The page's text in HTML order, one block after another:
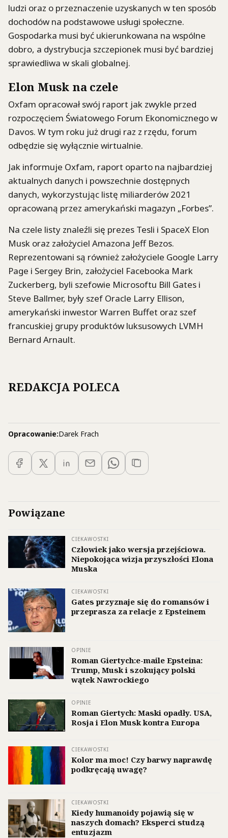
ludzi oraz o przeznaczenie uzyskanych w ten sposób
dochodów na podstawowe usługi społeczne.
Gospodarka musi być ukierunkowana na wspólne
dobro, a dystrybucja szczepionek musi być bardziej
sprawiedliwa w skali globalnej.
Elon Musk na czele
Oxfam opracował swój raport jak zwykle przed
rozpoczęciem Światowego Forum Ekonomicznego w
Davos. W tym roku już drugi raz z rzędu, forum
odbędzie się wyłącznie wirtualnie.
Jak informuje Oxfam, raport oparto na najbardziej
aktualnych danych i powszechnie dostępnych
danych, wykorzystując listę miliarderów 2021
opracowaną przez amerykański magazyn „Forbes”.
Na czele listy znaleźli się prezes Tesli i SpaceX Elon
Musk oraz założyciel Amazona Jeff Bezos.
Reprezentowani są również założyciele Google Larry
Page i Sergey Brin, założyciel Facebooka Mark
Zuckerberg, byli szefowie Microsoftu Bill Gates i
Steve Ballmer, były szef Oracle Larry Ellison,
amerykański inwestor Warren Buffet oraz szef
francuskiej grupy produktów luksusowych LVMH
Bernard Arnault.
REDAKCJA POLECA
Opracowanie:Darek Frach
Powiązane
CIEKAWOSTKI
Człowiek jako wersja przejściowa.
Niepokojąca wizja przyszłości Elona
Muska
CIEKAWOSTKI
Gates przyznaje się do romansów i
przeprasza za relacje z Epsteinem
OPINIE
Roman Giertych:e-maile Epsteina:
Trump, Musk i szokujący polski
wątek Nawrockiego
OPINIE
Roman Giertych: Maski opadły. USA,
Rosja i Elon Musk kontra Europa
CIEKAWOSTKI
Kolor ma moc! Czy barwy naprawdę
podkręcają uwagę?
CIEKAWOSTKI
Kiedy humanoidy pojawią się w
naszych domach? Eksperci studzą
entuzjazm